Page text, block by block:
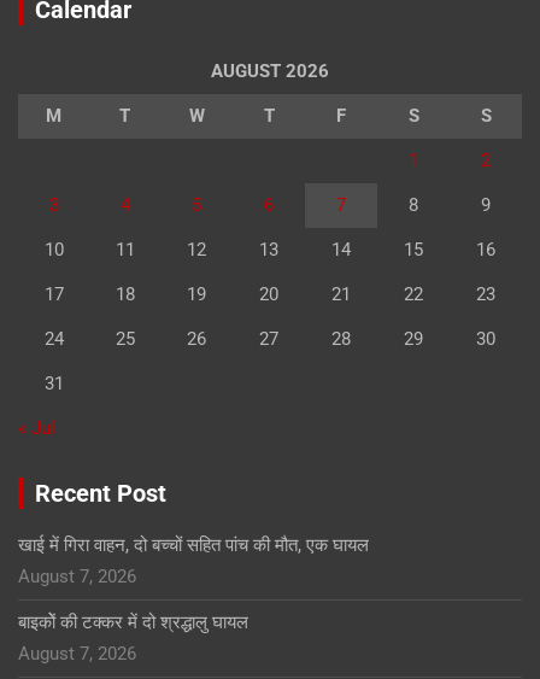
Calendar
AUGUST 2026
M T W T F S S
1 2
3 4 5 6 7 8 9
10 11 12 13 14 15 16
17 18 19 20 21 22 23
24 25 26 27 28 29 30
31
« Jul
Recent Post
खाई में गिरा वाहन, दो बच्चों सहित पांच की मौत, एक घायल
August 7, 2026
बाइकोें की टक्कर में दो श्रद्धालु घायल
August 7, 2026